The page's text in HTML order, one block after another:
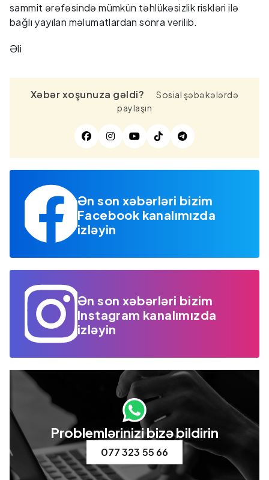
sammit ərəfəsində mümkün təhlükəsizlik riskləri ilə
bağlı yayılan məlumatlardan sonra verilib.
Əli
Xəbər xoşunuza gəldi?
Sosial şəbəkələrdə
paylaşın
Ən son xəbərləri bizim
Facebook kanalımızda
izləyin
Ən son xəbərləri bizim
Instagram kanalımızda
izləyin
Problemlərinizi bizə bildirin
077 323 55 66